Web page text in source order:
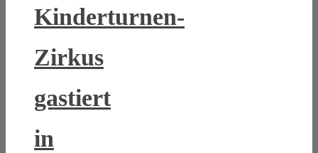
Kinderturnen-
Zirkus
gastiert
in